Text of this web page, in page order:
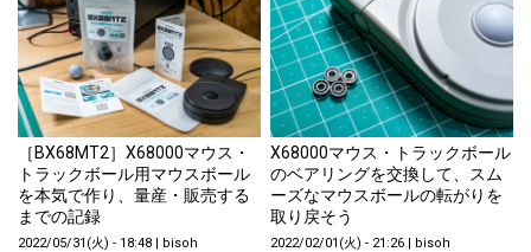
［BX68MT2］X68000マウス・
トラックボール用マウスボール
を本気で作り、量産・販売する
までの記録
2022/05/31(火) - 18:48 | bisoh
X68000マウス・トラックボール
のベアリングを交換して、スム
ーズなマウスボールの転がりを
取り戻そう
2022/02/01(火) - 21:26 | bisoh